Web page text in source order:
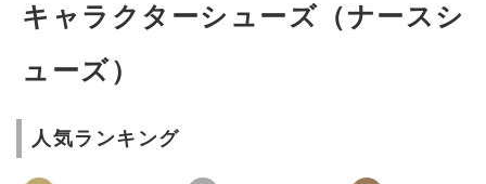
キャラクターシューズ（ナースシ
ューズ）
人気ランキング